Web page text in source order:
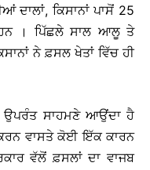
ਦਾਲਾਂ, ਕਿਸਾਨਾਂ ਪਾਸੋਂ 25
। ਪਿੱਛਲੇ ਸਾਲ ਆਲੂ ਤੇ
ਨੇ ਫ਼ਸਲ ਖੇਤਾਂ ਵਿੱਚ ਹੀ
ਉਪਰੰਤ ਸਾਹਮਣੇ ਆਉਂਦਾ ਹੈ
ਵਾਸਤੇ ਕੋਈ ਇੱਕ ਕਾਰਨ
ਵੱਲੋਂ ਫ਼ਸਲਾਂ ਦਾ ਵਾਜਬ